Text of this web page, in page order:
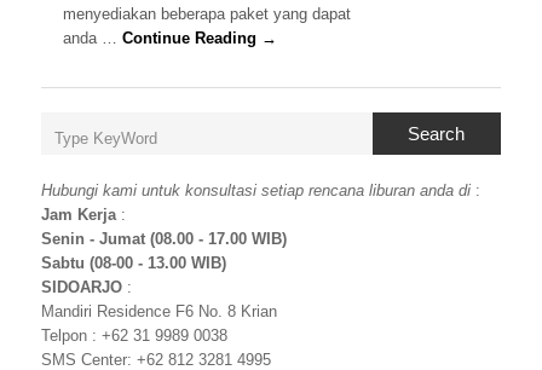
menyediakan beberapa paket yang dapat
anda …Continue Reading →
Search
Hubungi kami untuk konsultasi setiap rencana liburan anda di :
Jam Kerja:
Senin - Jumat (08.00 - 17.00 WIB)
Sabtu (08-00 - 13.00 WIB)
SIDOARJO :
Mandiri Residence F6 No. 8 Krian
Telpon : +62 31 9989 0038
SMS Center: +62 812 3281 4995